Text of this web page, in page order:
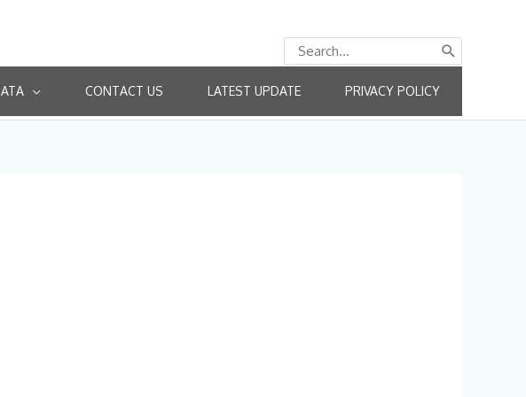
Search
for:
CONTACT US LATEST UPDATE PRIVACY POLICY